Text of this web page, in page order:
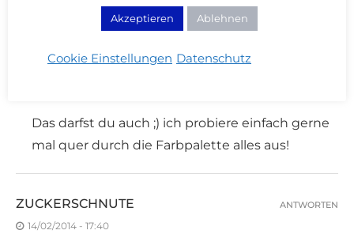
Herangehensweise ist wirklich gut
Das darfst du auch ;) ich probiere einfach gerne
mal quer durch die Farbpalette alles aus!
ZUCKERSCHNUTE
14/02/2014 - 17:40
ANTWORTEN
Akzeptieren Ablehnen
Cookie Einstellungen Datenschutz